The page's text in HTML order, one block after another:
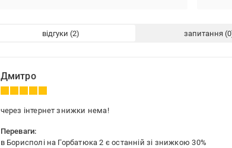
відгуки запитання
Дмитро
через інтернет знижки нема!
Переваги:
в Борисполі на Горбатюка 2 є останній зі знижкою 30%